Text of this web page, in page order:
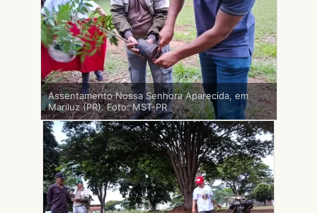
Assentamento Nossa Senhora Aparecida, em
Mariluz (PR). Foto: MST-PR